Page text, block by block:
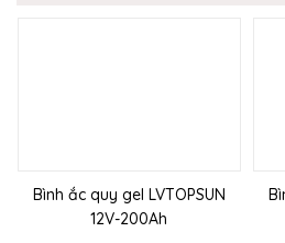
Bình ắc quy gel LVTOPSUN
12V-200Ah